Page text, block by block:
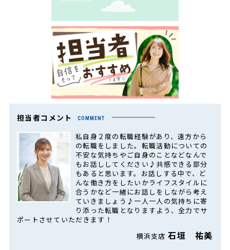
担当者コメント COMMENT
私自身２度の転職経験があり、遠方から
の転職をしました。転職活動についての
不安な気持ちやご自身のことなどなんで
もお話ししてください♪共感できる部分
もあると思います。お話しする中で、ど
んな働き方をしたいかライフスタイルに
合うかなど一緒にお話しをしながら考え
ていきましょう♪一人一人の気持ちに寄
り添った転職となりますよう、全力でサ
ポートさせていただきます！
横浜支店石垣 祐美